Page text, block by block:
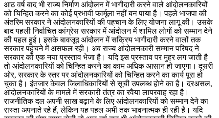
आठ वर्ष बाद भी राज्य निर्माण आंदोलन में भागीदारी करने वाले आंदोलनकारियों
को चिन्हित करने का कोई प्रभावी फार्मूला नहीं बन पाया है। पहले भाजपा की
अंतरिम सरकार ने आंदोलनकारियों की पहचान के लिए योजना लागू की। उसके
बाद पहली निर्वाचित कांग्रेस सरकार में आंदोलन में शामिल लोगों को सम्मान देने
की पहल हुई। इसके बावजूद आंदोलन में सक्रिय भागीदारी करने वालों तक
सरकार पहुंचने में असफल रही। अब राज्य आंदोलनकारी सम्मान परिषद ने
सरकार को एक नया प्रस्ताव भेजा है। यदि इस प्रस्ताव पर मुहर लग जाती है
तो आंदोलनकारियों को चिन्हित करने का काम अधिक आसान हो जाएगा। दूसरी
ओर, सरकार के स्तर पर आंदोलनकारियों को चिन्हित करने का कार्य पूरा हो
चुका है। इंतजार केवल जिलाधिकारियों से सूची उपलब्ध होने का है। दरअसल,
आंदोलनकारियों के मामले में सरकारी तंत्र का रवैया लापरवाह रहा है।
राजनीतिक दल अपनी साख बढ़ाने के लिए आंदोलनकारियों को सम्मान देने का
रास्ता अपनाते रहे हैं, लेकिन यह पहल अभी तक भावनात्मक ही रही है। यदि